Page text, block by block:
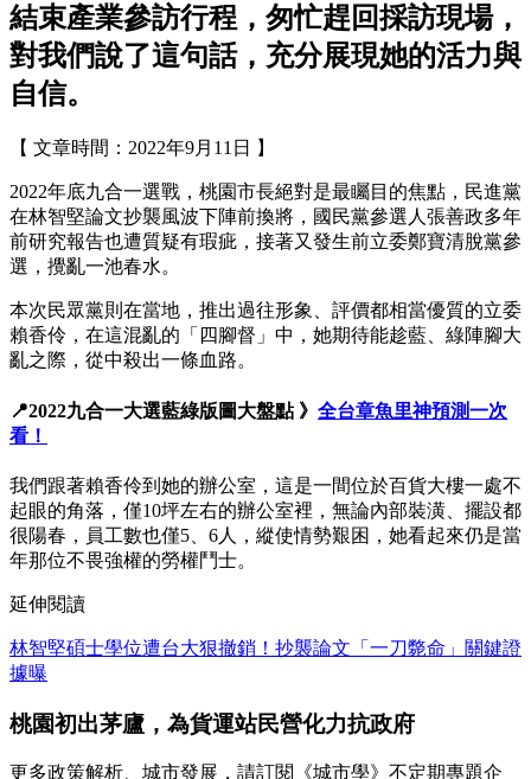
結束產業參訪行程，匆忙趕回採訪現場，
對我們說了這句話，充分展現她的活力與
自信。
【 文章時間：2022年9月11日 】
2022年底九合一選戰，桃園市長絕對是最矚目的焦點，民進黨
在林智堅論文抄襲風波下陣前換將，國民黨參選人張善政多年
前研究報告也遭質疑有瑕疵，接著又發生前立委鄭寶清脫黨參
選，攪亂一池春水。
本次民眾黨則在當地，推出過往形象、評價都相當優質的立委
賴香伶，在這混亂的「四腳督」中，她期待能趁藍、綠陣腳大
亂之際，從中殺出一條血路。
📍2022九合一大選藍綠版圖大盤點 》 全台章魚里神預測一次
看！
我們跟著賴香伶到她的辦公室，這是一間位於百貨大樓一處不
起眼的角落，僅10坪左右的辦公室裡，無論內部裝潢、擺設都
很陽春，員工數也僅5、6人，縱使情勢艱困，她看起來仍是當
年那位不畏強權的勞權鬥士。
延伸閱讀
林智堅碩士學位遭台大狠撤銷！抄襲論文「一刀斃命」關鍵證
據曝
桃園初出茅廬，為貨運站民營化力抗政府
更多政策解析、城市發展，請訂閱《城市學》不定期專題企